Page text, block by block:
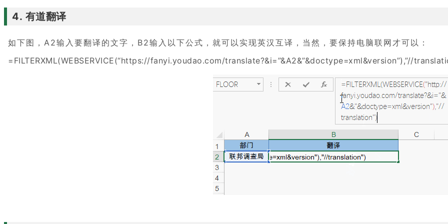
4. 有道翻译
如下图，A2输入要翻译的文字，B2输入以下公式，就可以实现英汉互译，当然，要保持电脑联网才可以：
=FILTERXML(WEBSERVICE(“https://fanyi.youdao.com/translate?&i=”&A2&”&doctype=xml&version”),”//